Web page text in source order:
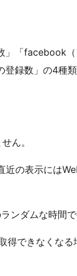
」「facebook
録数」の4種
ん。
近の表示には
ンダムな時間で
得できなくなる